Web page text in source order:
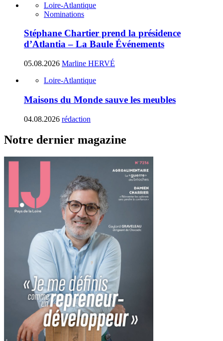
Loire-Atlantique
Nominations
Stéphane Chartier prend la présidence
d’Atlantia – La Baule Événements
05.08.2026 Marline HERVÉ
Loire-Atlantique
Maisons du Monde sauve les meubles
04.08.2026 rédaction
Notre dernier magazine